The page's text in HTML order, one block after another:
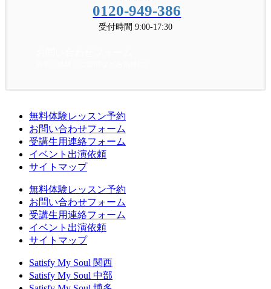
0120-949-386
受付時間 9:00-17:30
無料体験レッスン予約
お問い合わせフォーム
受講生用連絡フォーム
イベント出演依頼
サイトマップ
無料体験レッスン予約
お問い合わせフォーム
受講生用連絡フォーム
イベント出演依頼
サイトマップ
Satisfy My Soul 関西
Satisfy My Soul 中部